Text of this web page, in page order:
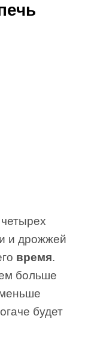
и дрожжей
время.
больше
будет